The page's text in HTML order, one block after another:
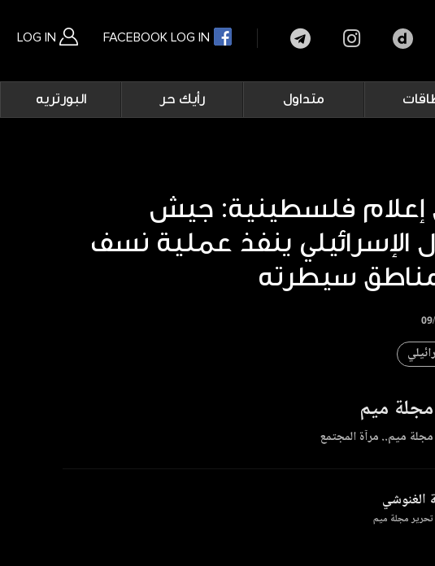
LOG IN FACEBOOK LOG IN
Main
navigation
متداول رأيك حر البورتريه
إعلام فلسطينية: جيش
الإسرائيلي ينفذ عملية نسف
سيطرته
مجلة ميم
مجلة ميم.. مرآة المجتمع
الغنوشي
مجلة ميم